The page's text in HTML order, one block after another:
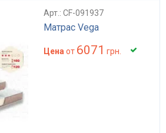
Арт.: CF-091937
Матрас Vega
Цена от 6071 грн.